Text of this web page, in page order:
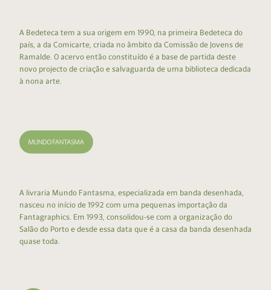
A Bedeteca tem a sua origem em 1990, na primeira Bedeteca do
país, a da Comicarte, criada no âmbito da Comissão de Jovens de
Ramalde. O acervo então constituído é a base de partida deste
novo projecto de criação e salvaguarda de uma biblioteca dedicada
à nona arte.
A livraria Mundo Fantasma, especializada em banda desenhada,
nasceu no início de 1992 com uma pequenas importação da
Fantagraphics. Em 1993, consolidou-se com a organização do
Salão do Porto e desde essa data que é a casa da banda desenhada
quase toda.